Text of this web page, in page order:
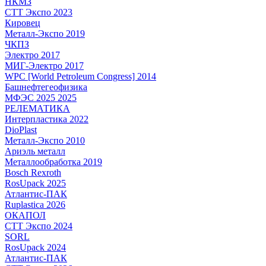
СТТ Экспо 2023
Кировец
Металл-Экспо 2019
ЧКПЗ
Электро 2017
МИГ-Электро 2017
WPC [World Petroleum Congress] 2014
Башнефтегеофизика
МФЭС 2025 2025
РЕЛЕМАТИКА
Интерпластика 2022
DioPlast
Металл-Экспо 2010
Ариэль металл
Металлообработка 2019
Bosch Rexroth
RosUpack 2025
Атлантис-ПАК
Ruplastica 2026
ОКАПОЛ
СТТ Экспо 2024
SORL
RosUpack 2024
Атлантис-ПАК